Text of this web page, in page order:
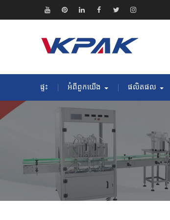
ទៅ
យូធូបPinterest
តំណ ហ្វេសប៊ុកTwitterInstagram
ផ្ទះ អំពីពួកយើង ផលិតផល